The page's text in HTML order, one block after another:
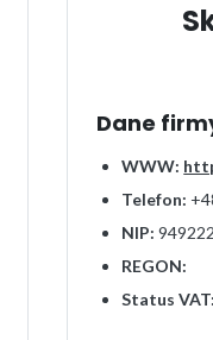
Dane
WWW:
Telefon:
NIP:
REGON:
Status VAT: